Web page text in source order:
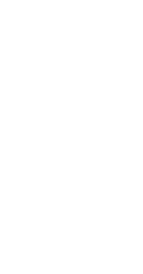
היהלום שבכתר
מסוימת, ויש שירים
משהו השתנה.
חנוך הפך לסמל של
והחברתי ועל תחושת
על יוקר המחיה ועל
להישמע רלוונטי
כבר לא כותבים
תגובות
המכוניות. "שירת
מהרחוב